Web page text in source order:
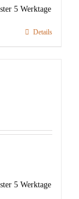
5 Werktage
Details
5 Werktage